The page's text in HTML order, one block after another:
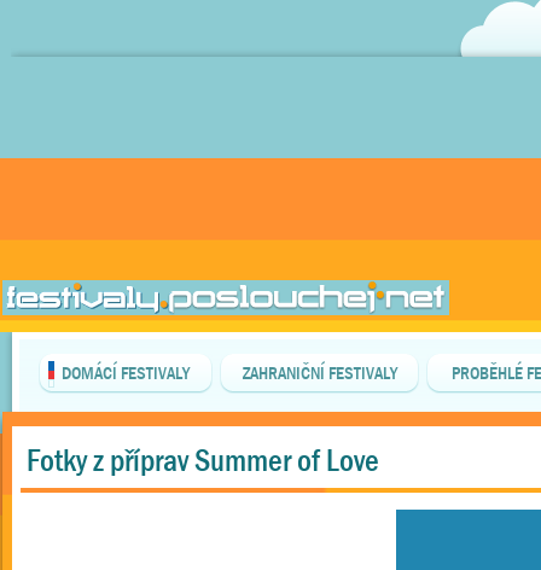
DOMÁCÍ FESTIVALY ZAHRANIČNÍ FESTIVALY PROBĚHLÉ
Fotky z příprav Summer of Love